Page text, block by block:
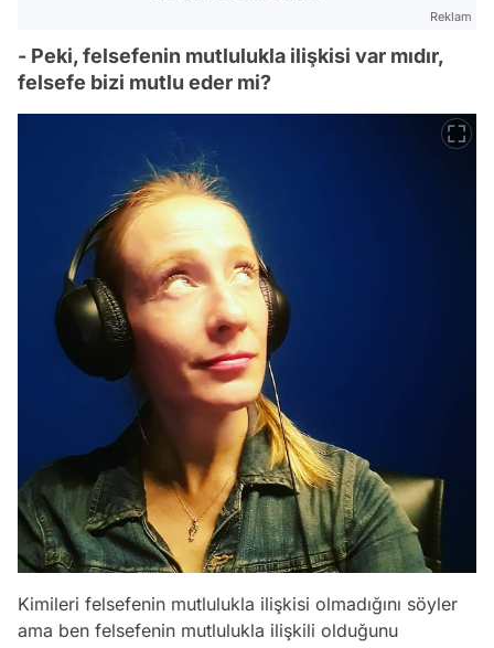
Reklam
- Peki, felsefenin mutlulukla ilişkisi var mıdır,
felsefe bizi mutlu eder mi?
Kimileri felsefenin mutlulukla ilişkisi olmadığını söyler
ama ben felsefenin mutlulukla ilişkili olduğunu